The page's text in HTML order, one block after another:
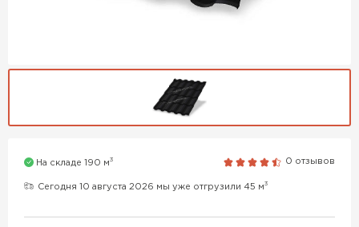
На складе 190 м3 0 отзывов
Сегодня 10 августа 2026 мы уже отгрузили 45 м3